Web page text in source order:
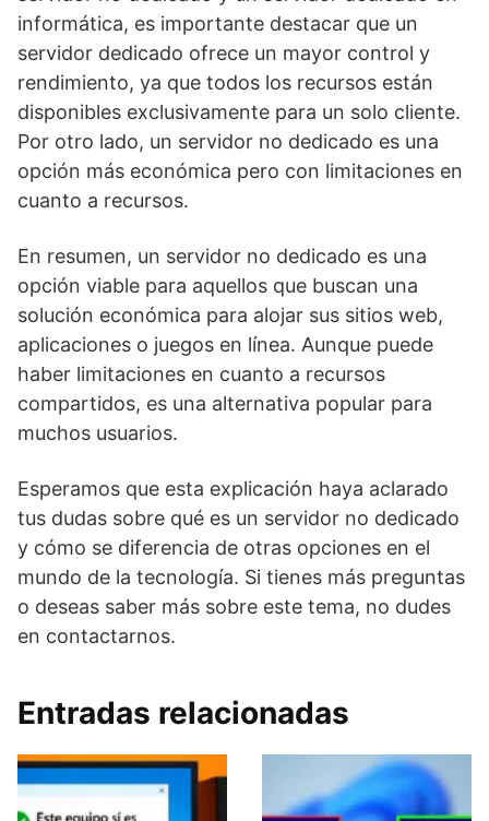
informática, es importante destacar que un
servidor dedicado ofrece un mayor control y
rendimiento, ya que todos los recursos están
disponibles exclusivamente para un solo cliente.
Por otro lado, un servidor no dedicado es una
opción más económica pero con limitaciones en
cuanto a recursos.
En resumen, un servidor no dedicado es una
opción viable para aquellos que buscan una
solución económica para alojar sus sitios web,
aplicaciones o juegos en línea. Aunque puede
haber limitaciones en cuanto a recursos
compartidos, es una alternativa popular para
muchos usuarios.
Esperamos que esta explicación haya aclarado
tus dudas sobre qué es un servidor no dedicado
y cómo se diferencia de otras opciones en el
mundo de la tecnología. Si tienes más preguntas
o deseas saber más sobre este tema, no dudes
en contactarnos.
Entradas relacionadas